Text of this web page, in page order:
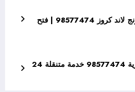
فتح اقفال سيارات رنج لاند كروز 98577474 | فتح
تكييف سيارات الكورية 98577474 خدمة متنقلة 24